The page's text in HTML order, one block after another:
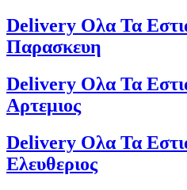
Delivery Ολα Τα
Παρασκευη
Delivery Ολα Τα
Αρτεμιος
Delivery Ολα Τα
Ελευθεριος